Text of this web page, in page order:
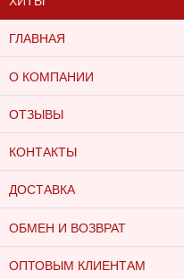
ГЛАВНАЯ
О КОМПАНИИ
ОТЗЫВЫ
КОНТАКТЫ
ДОСТАВКА
ОБМЕН И ВОЗВРАТ
ОПТОВЫМ КЛИЕНТАМ